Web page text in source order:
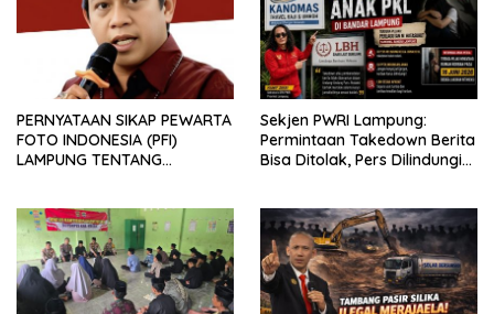
PERNYATAAN SIKAP PEWARTA
FOTO INDONESIA (PFI)
LAMPUNG TENTANG
TERHADAP JURNALIS DI
PENGADILAN NEGERI
TANJUNG KARANG.
Sekjen PWRI Lampung:
Permintaan Takedown Berita
Bisa Ditolak, Pers Dilindungi